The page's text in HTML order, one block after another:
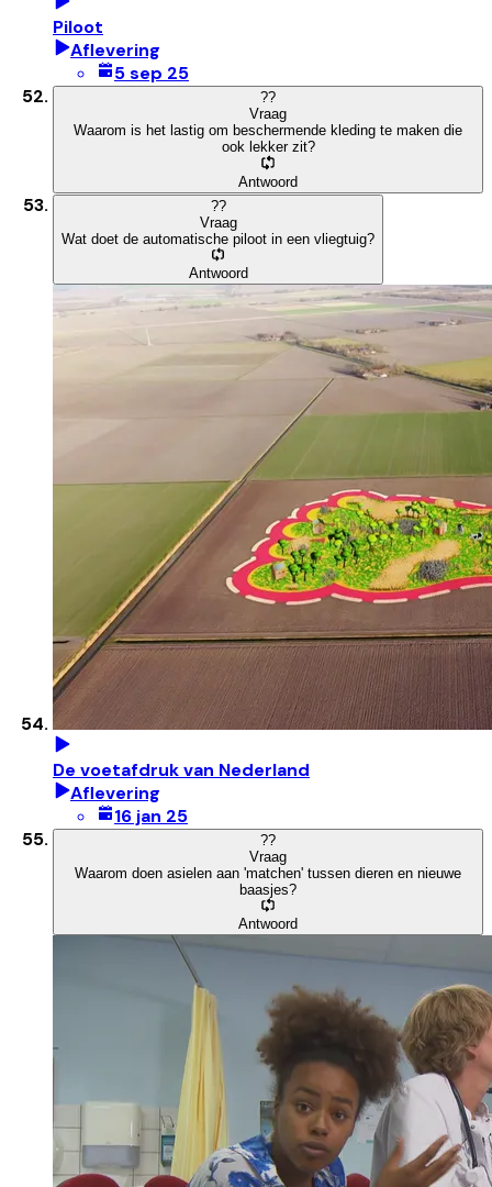
Piloot
Aflevering
5 sep 25
??
Vraag
Waarom is het lastig om beschermende kleding te maken die
ook lekker zit?
Antwoord
??
Vraag
Wat doet de automatische piloot in een vliegtuig?
Antwoord
De voetafdruk van Nederland
Aflevering
16 jan 25
??
Vraag
Waarom doen asielen aan 'matchen' tussen dieren en nieuwe
baasjes?
Antwoord